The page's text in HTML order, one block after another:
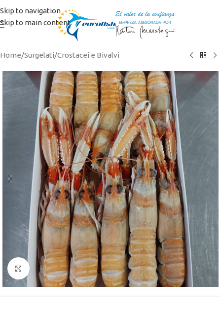
Skip to navigation
Skip to main content
Home/Surgelati/Crostacei e Bivalvi
Clicca per ingrandire